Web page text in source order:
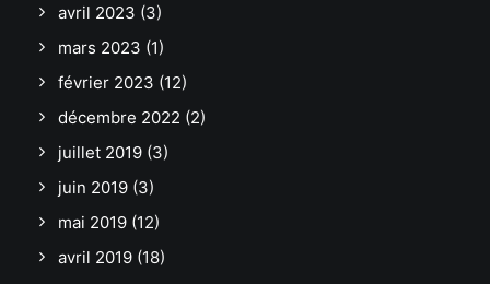
avril 2023 (3)
mars 2023 (1)
février 2023 (12)
décembre 2022 (2)
juillet 2019 (3)
juin 2019 (3)
mai 2019 (12)
avril 2019 (18)